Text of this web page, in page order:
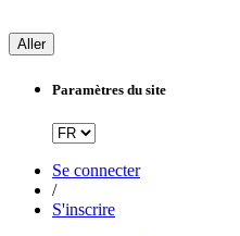
Aller
Paramètres du site
Se connecter
/
S'inscrire